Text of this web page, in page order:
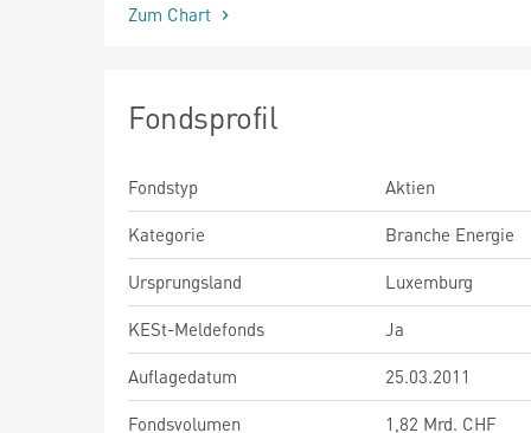
Zum Chart
Fondsprofil
Fondstyp
Aktien
Kategorie
Branche Energie
Ursprungsland
Luxemburg
KESt-Meldefonds
Ja
Auflagedatum
25.03.2011
Fondsvolumen
1,82 Mrd. CHF